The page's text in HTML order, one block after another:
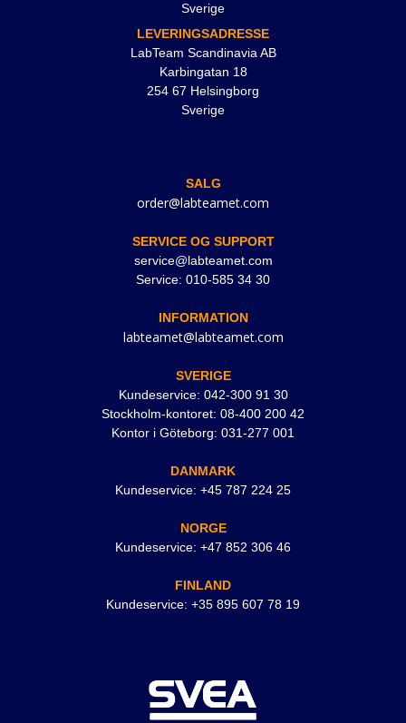
Sverige
LEVERINGSADRESSE
LabTeam Scandinavia AB
Karbingatan 18
254 67 Helsingborg
Sverige
SALG
order@labteamet.com
SERVICE OG SUPPORT
service@labteamet.com
Service: 010-585 34 30
INFORMATION
labteamet@labteamet.com
SVERIGE
Kundeservice: 042-300 91 30
Stockholm-kontoret: 08-400 200 42
Kontor i Göteborg: 031-277 001
DANMARK
Kundeservice: +45 787 224 25
NORGE
Kundeservice: +47 852 306 46
FINLAND
Kundeservice: +35 895 607 78 19